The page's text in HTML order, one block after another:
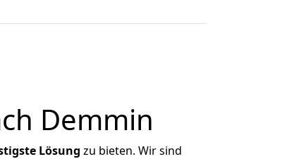
Demmin
Lösung zu bieten. Wir sind